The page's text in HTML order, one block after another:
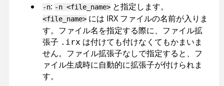
-n: -n <file_name> と指定します。
<file_name> には IRX ファイルの名前が入りま
す。ファイル名を指定する際に、ファイル拡
張子 .irx は付けても付けなくてもかまいま
せん。ファイル拡張子なしで指定すると、フ
ァイル生成時に自動的に拡張子が付けられま
す。